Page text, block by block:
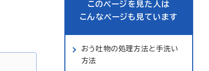
このページを見た人は
こんなページも見ています
おう吐物の処理方法と手洗い
方法